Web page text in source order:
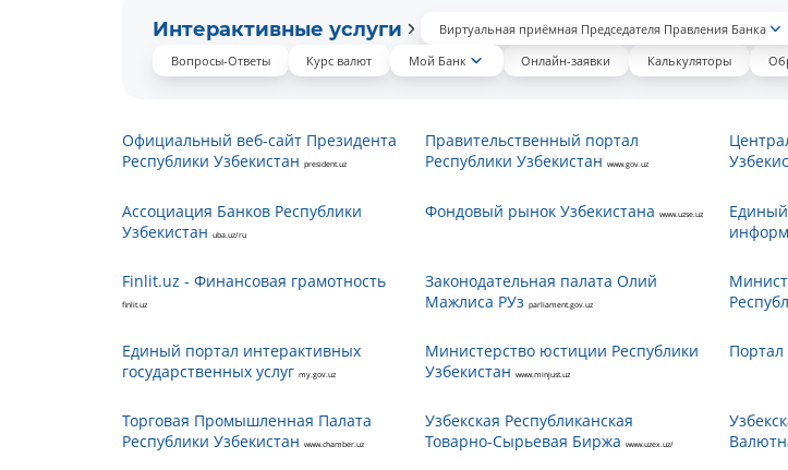
Интерактивные услуги Виртуальная приёмная Председателя Правления Банка
Вопросы-Ответы
Курс валют Мой Банк Онлайн-заявки Калькуляторы
Официальный веб-сайт Президента
Республики Узбекистан president.uz
Правительственный портал
Республики Узбекистан www.gov.uz
Ассоциация Банков Республики
Узбекистан uba.uz/ru
Фондовый рынок Узбекистана www.uzse.uz
Finlit.uz - Финансовая грамотность
finlit.uz
Законодательная палата Олий
Мажлиса РУз parliament.gov.uz
Единый портал интерактивных
государственных услуг my.gov.uz
Министерство юстиции Республики
Узбекистан www.minjust.uz
Торговая Промышленная Палата
Республики Узбекистан www.chamber.uz
Узбекская Республиканская
Товарно-Сырьевая Биржа www.uzex.uz/